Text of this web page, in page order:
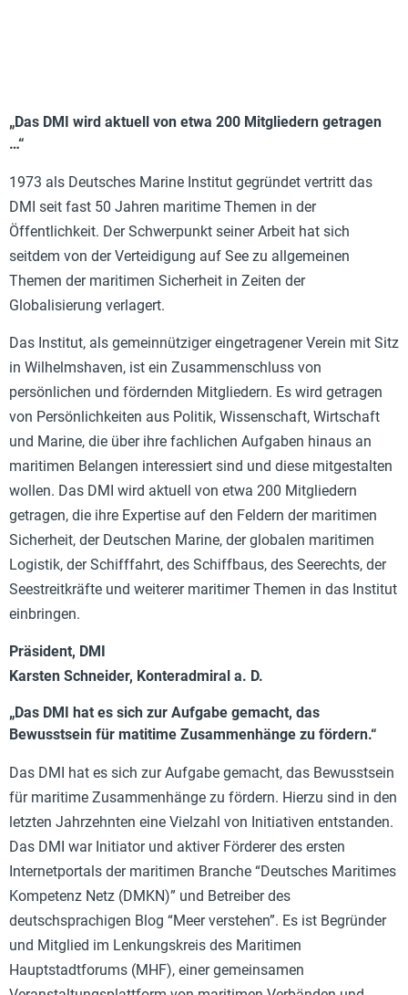
„Das DMI wird aktuell von etwa 200 Mitgliedern getragen
…“
1973 als Deutsches Marine Institut gegründet vertritt das
DMI seit fast 50 Jahren maritime Themen in der
Öffentlichkeit. Der Schwerpunkt seiner Arbeit hat sich
seitdem von der Verteidigung auf See zu allgemeinen
Themen der maritimen Sicherheit in Zeiten der
Globalisierung verlagert.
Das Institut, als gemeinnütziger eingetragener Verein mit Sitz
in Wilhelmshaven, ist ein Zusammenschluss von
persönlichen und fördernden Mitgliedern. Es wird getragen
von Persönlichkeiten aus Politik, Wissenschaft, Wirtschaft
und Marine, die über ihre fachlichen Aufgaben hinaus an
maritimen Belangen interessiert sind und diese mitgestalten
wollen. Das DMI wird aktuell von etwa 200 Mitgliedern
getragen, die ihre Expertise auf den Feldern der maritimen
Sicherheit, der Deutschen Marine, der globalen maritimen
Logistik, der Schifffahrt, des Schiffbaus, des Seerechts, der
Seestreitkräfte und weiterer maritimer Themen in das Institut
einbringen.
Präsident, DMI
Karsten Schneider, Konteradmiral a. D.
„Das DMI hat es sich zur Aufgabe gemacht, das
Bewusstsein für matitime Zusammenhänge zu fördern.“
Das DMI hat es sich zur Aufgabe gemacht, das Bewusstsein
für maritime Zusammenhänge zu fördern. Hierzu sind in den
letzten Jahrzehnten eine Vielzahl von Initiativen entstanden.
Das DMI war Initiator und aktiver Förderer des ersten
Internetportals der maritimen Branche “Deutsches Maritimes
Kompetenz Netz (DMKN)” und Betreiber des
deutschsprachigen Blog “Meer verstehen”. Es ist Begründer
und Mitglied im Lenkungskreis des Maritimen
Hauptstadtforums (MHF), einer gemeinsamen